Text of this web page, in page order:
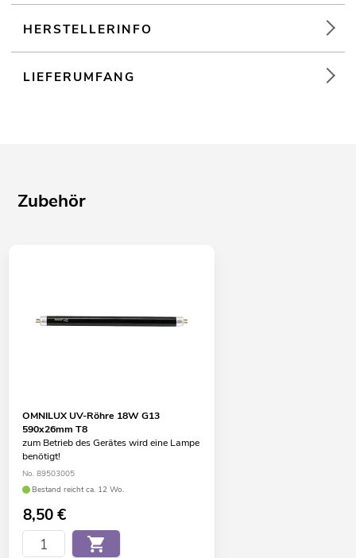
HERSTELLERINFO
LIEFERUMFANG
Zubehör
OMNILUX UV-Röhre 18W G13
590x26mm T8
zum Betrieb des Gerätes wird eine Lampe
benötigt!
No. 89503005
Bestand reicht ca. 12 Wo.
8,50€